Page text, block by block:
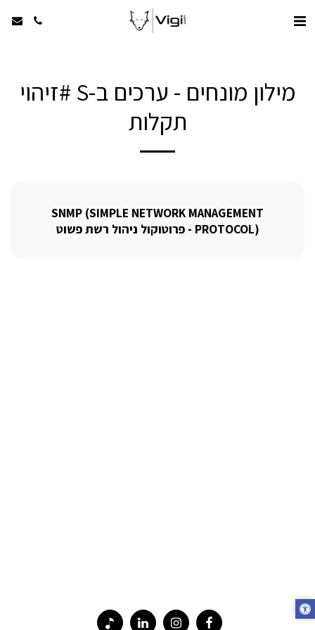
מילון מונחים - ערכים ב-S #זיהוי
תקלות
SNMP (SIMPLE NETWORK MANAGEMENT
PROTOCOL) - פרוטוקול ניהול רשת פשוט